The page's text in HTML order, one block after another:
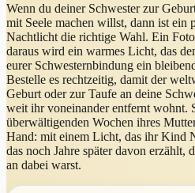
Wenn du deiner Schwester zur
mit Seele machen willst, dann ist ein
Nachtlicht die richtige Wahl. Ein
daraus wird ein warmes Licht, das
eurer Schwesternbindung ein
Bestelle es rechtzeitig, damit der
Geburt oder zur Taufe an deine
weit ihr voneinander entfernt wohnt.
überwältigenden Wochen ihres
Hand: mit einem Licht, das ihr Kind
das noch Jahre später davon erzählt,
an dabei warst.